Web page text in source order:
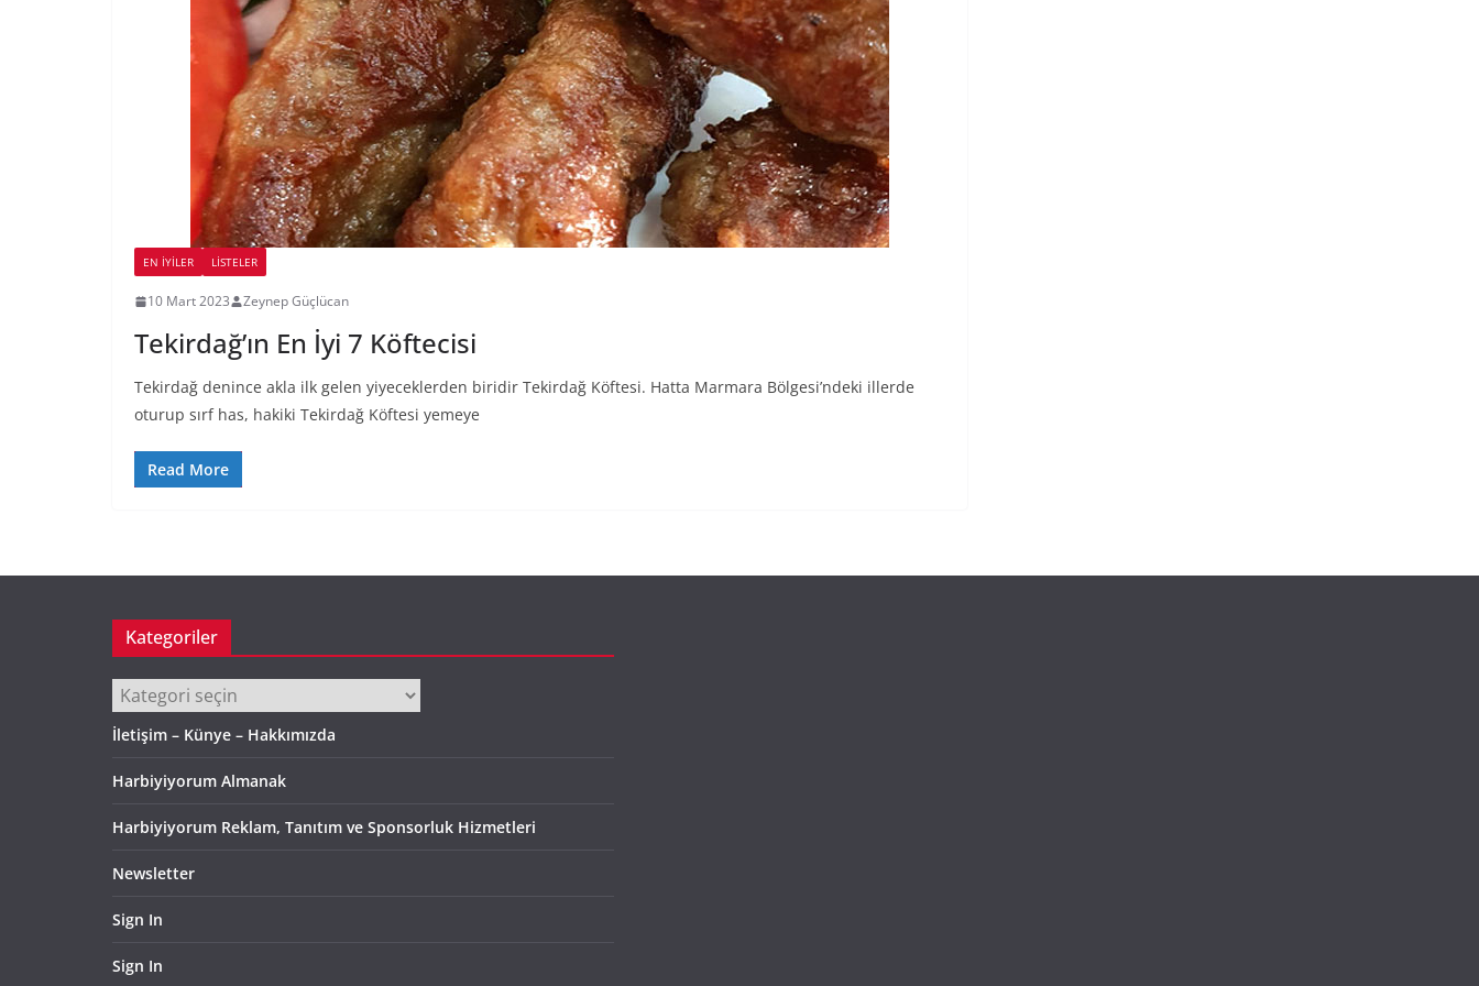
EN İYILER LİSTELER
10 Mart 2023 Zeynep Güçlücan
Tekirdağ’ın En İyi 7 Köftecisi
Tekirdağ denince akla ilk gelen yiyeceklerden biridir Tekirdağ Köftesi. Hatta Marmara Bölgesi’ndeki illerde
oturup sırf has, hakiki Tekirdağ Köftesi yemeye
Read More
Kategoriler
Kategoriler
İletişim – Künye – Hakkımızda
Harbiyiyorum Almanak
Harbiyiyorum Reklam, Tanıtım ve Sponsorluk Hizmetleri
Newsletter
Sign In
Sign In